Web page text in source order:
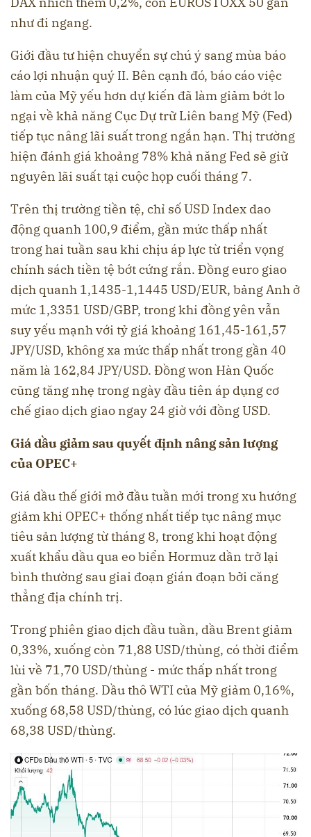
như đi ngang.
Giới đầu tư hiện chuyển sự chú ý sang mùa báo
cáo lợi nhuận quý II. Bên cạnh đó, báo cáo việc
làm của Mỹ yếu hơn dự kiến đã làm giảm bớt lo
ngại về khả năng Cục Dự trữ Liên bang Mỹ (Fed)
tiếp tục nâng lãi suất trong ngắn hạn. Thị trường
hiện đánh giá khoảng 78% khả năng Fed sẽ giữ
nguyên lãi suất tại cuộc họp cuối tháng 7.
Trên thị trường tiền tệ, chỉ số USD Index dao
động quanh 100,9 điểm, gần mức thấp nhất
trong hai tuần sau khi chịu áp lực từ triển vọng
chính sách tiền tệ bớt cứng rắn. Đồng euro giao
dịch quanh 1,1435-1,1445 USD/EUR, bảng Anh ở
mức 1,3351 USD/GBP, trong khi đồng yên vẫn
suy yếu mạnh với tỷ giá khoảng 161,45-161,57
JPY/USD, không xa mức thấp nhất trong gần 40
năm là 162,84 JPY/USD. Đồng won Hàn Quốc
cũng tăng nhẹ trong ngày đầu tiên áp dụng cơ
chế giao dịch giao ngay 24 giờ với đồng USD.
Giá dầu giảm sau quyết định nâng sản lượng
của OPEC+
Giá dầu thế giới mở đầu tuần mới trong xu hướng
giảm khi OPEC+ thống nhất tiếp tục nâng mục
tiêu sản lượng từ tháng 8, trong khi hoạt động
xuất khẩu dầu qua eo biển Hormuz dần trở lại
bình thường sau giai đoạn gián đoạn bởi căng
thẳng địa chính trị.
Trong phiên giao dịch đầu tuần, dầu Brent giảm
0,33%, xuống còn 71,88 USD/thùng, có thời điểm
lùi về 71,70 USD/thùng - mức thấp nhất trong
gần bốn tháng. Dầu thô WTI của Mỹ giảm 0,16%,
xuống 68,58 USD/thùng, có lúc giao dịch quanh
68,38 USD/thùng.